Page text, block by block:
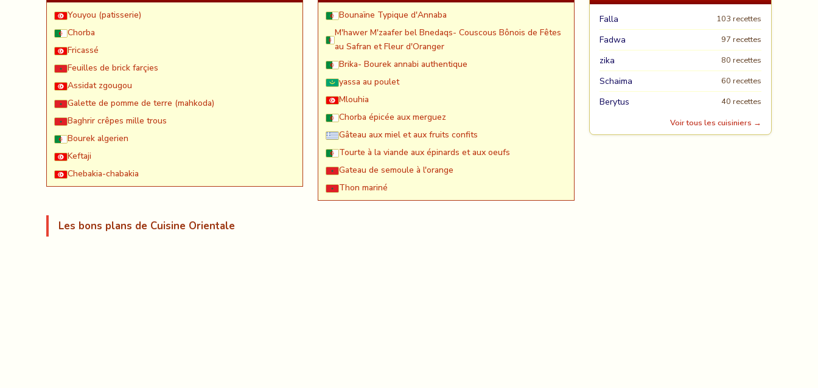
Youyou (patisserie)
Chorba
Fricassé
Feuilles de brick farçies
Assidat zgougou
Galette de pomme de terre (mahkoda)
Baghrir crêpes mille trous
Bourek algerien
Keftaji
Chebakia-chabakia
Bounaïne Typique d'Annaba
M'hawer M'zaafer bel Bnedaqs- Couscous Bônois de Fêtes
au Safran et Fleur d'Oranger
Brika- Bourek annabi authentique
yassa au poulet
Mlouhia
Chorba épicée aux merguez
Gâteau aux miel et aux fruits confits
Tourte à la viande aux épinards et aux oeufs
Gateau de semoule à l'orange
Thon mariné
Les bons plans de Cuisine Orientale
Falla 103 recettes
Fadwa 97 recettes
zika 80 recettes
Schaima 60 recettes
Berytus
40 recettes
Voir tous les cuisiniers →